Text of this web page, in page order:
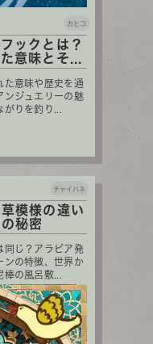
ックとは？
意味とそ...
た意味や歴史を通
ンジュエリーの魅
りを釣り...
カヒコ
模様の違い
秘密
同じ？アラビア発
ンの特徴、世界か
の風呂敷...
チャイハネ